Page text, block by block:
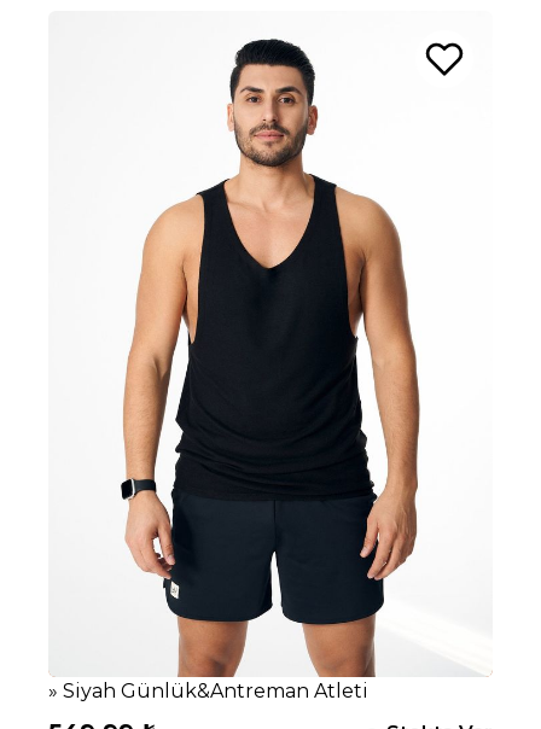
» Siyah Günlük&Antreman Atleti